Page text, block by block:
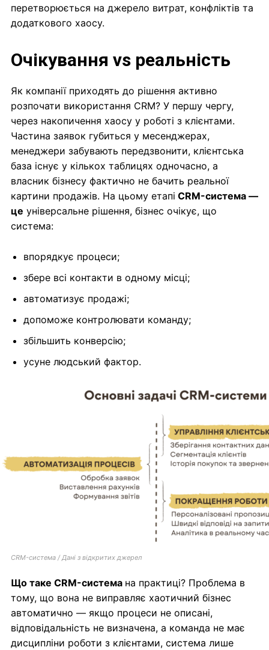
перетворюється на джерело витрат, конфліктів та
додаткового хаосу.
Очікування vs реальність
Як компанії приходять до рішення активно
розпочати використання CRM? У першу чергу,
через накопичення хаосу у роботі з клієнтами.
Частина заявок губиться у месенджерах,
менеджери забувають передзвонити, клієнтська
база існує у кількох таблицях одночасно, а
власник бізнесу фактично не бачить реальної
картини продажів. На цьому етапі CRM-система —
це універсальне рішення, бізнес очікує, що
система:
впорядкує процеси;
збере всі контакти в одному місці;
автоматизує продажі;
допоможе контролювати команду;
збільшить конверсію;
усуне людський фактор.
CRM-система / Дані з відкритих джерел
Що таке CRM-система на практиці? Проблема в
тому, що вона не виправляє хаотичний бізнес
автоматично — якщо процеси не описані,
відповідальність не визначена, а команда не має
дисципліни роботи з клієнтами, система лише